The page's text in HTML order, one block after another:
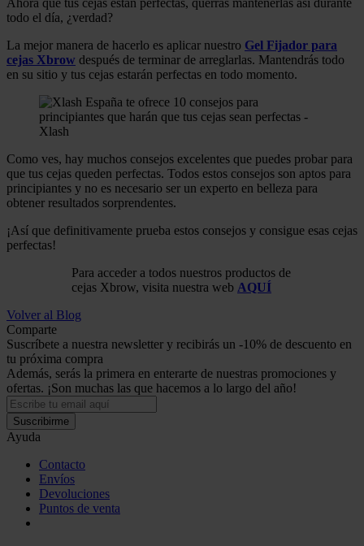
Ahora que tus cejas están perfectas, querrás mantenerlas así durante
todo el día, ¿verdad?
La mejor manera de hacerlo es aplicar nuestro Gel Fijador para
cejas Xbrow después de terminar de arreglarlas. Mantendrás todo
en su sitio y tus cejas estarán perfectas en todo momento.
Como ves, hay muchos consejos excelentes que puedes probar para
que tus cejas queden perfectas. Todos estos consejos son aptos para
principiantes y no es necesario ser un experto en belleza para
obtener resultados sorprendentes.
¡Así que definitivamente prueba estos consejos y consigue esas cejas
perfectas!
Para acceder a todos nuestros productos de
cejas Xbrow, visita nuestra web AQUÍ
Volver al Blog
Comparte
Suscríbete a nuestra newsletter y recibirás un -10% de descuento en
tu próxima compra
Además, serás la primera en enterarte de nuestras promociones y
ofertas. ¡Son muchas las que hacemos a lo largo del año!
Suscribirme
Ayuda
Contacto
Envíos
Devoluciones
Puntos de venta